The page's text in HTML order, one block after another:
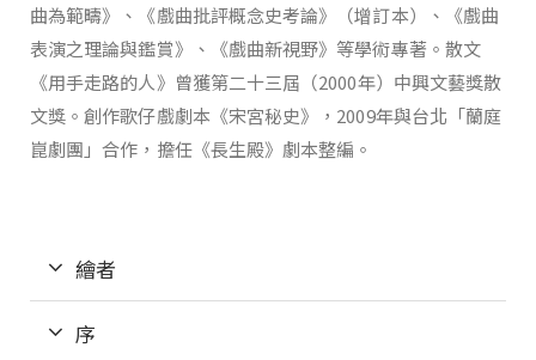
曲為範疇》、《戲曲批評概念史考論》（增訂本）、《戲曲
表演之理論與鑑賞》、《戲曲新視野》等學術專著。散文
《用手走路的人》曾獲第二十三屆（2000年）中興文藝獎散
文獎。創作歌仔戲劇本《宋宮秘史》，2009年與台北「蘭庭
崑劇團」合作，擔任《長生殿》劇本整編。
繪者
序